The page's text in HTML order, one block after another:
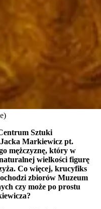
Sztuki
Jacka Markiewicz pt.
mężczyznę, który w
wielkości figurę
Co więcej, krucyfiks
zbiorów Muzeum
czy może po prostu